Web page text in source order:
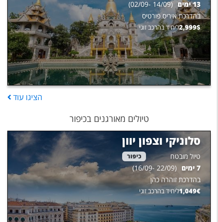
13ימים (
14/09
-
02/09
)
בהדרכת איריס פורטיס
2,999$ ליחיד בהרכב זוגי
הציגו עוד
טיולים מאורגנים בכיפור
סלוניקי וצפון יוון
טיול מובטח כיפור
7 ימים (
22/09
-
16/09
)
בהדרכת זוהרה כהן
1,049€ ליחיד בהרכב זוגי